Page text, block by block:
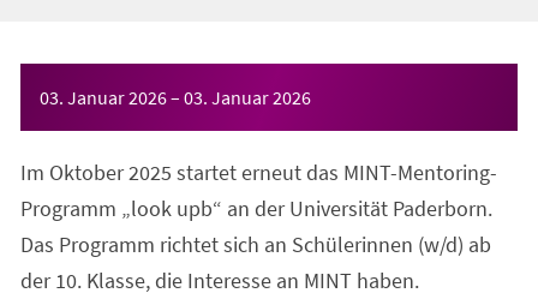
03. Januar 2026– 03. Januar 2026
Im Oktober 2025 startet erneut das MINT-Mentoring-
Programm „look upb“ an der Universität Paderborn.
Das Programm richtet sich an Schülerinnen (w/d) ab
der 10. Klasse, die Interesse an MINT haben.